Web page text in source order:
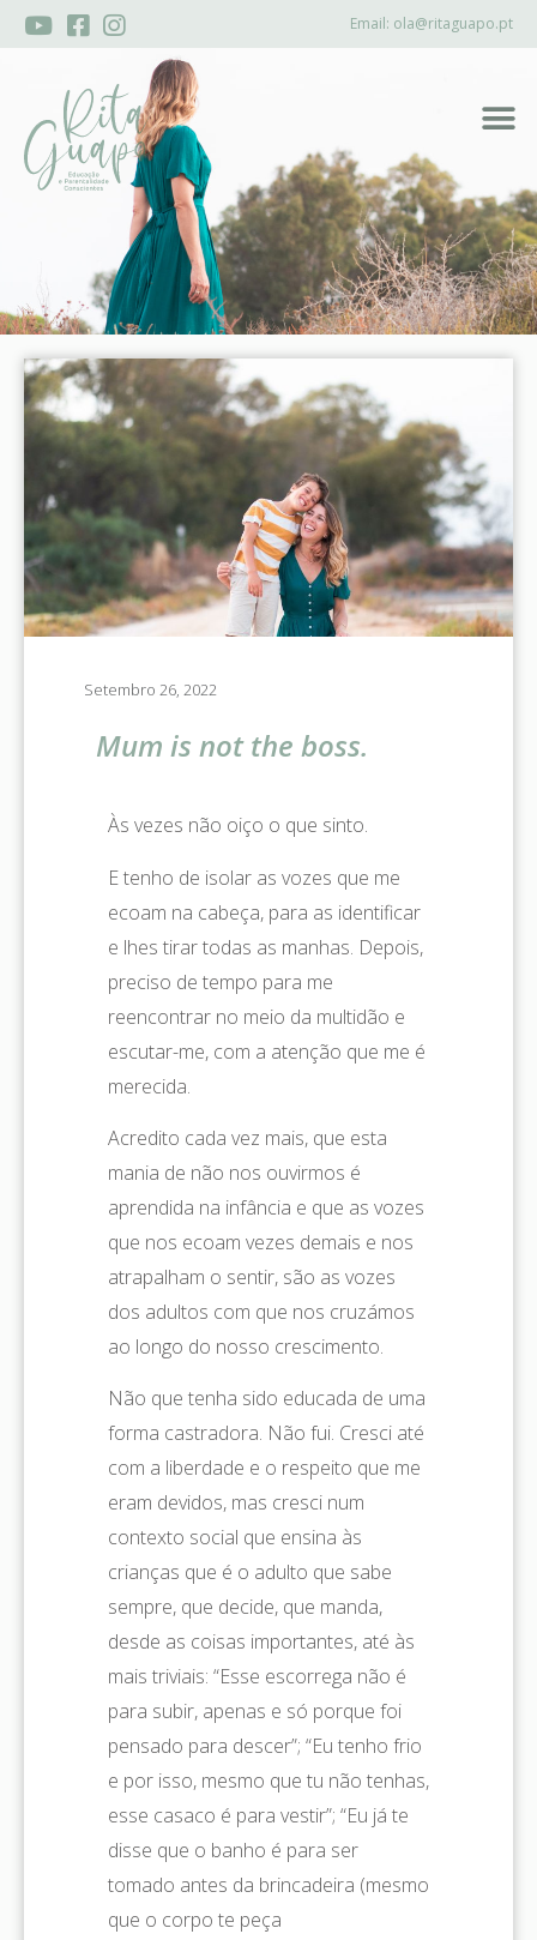
Email: ola@ritaguapo.pt
Setembro 26, 2022
Mum is not the boss.
Às vezes não oiço o que sinto.
E tenho de isolar as vozes que me
ecoam na cabeça, para as identificar
e lhes tirar todas as manhas. Depois,
preciso de tempo para me
reencontrar no meio da multidão e
escutar-me, com a atenção que me é
merecida.
Acredito cada vez mais, que esta
mania de não nos ouvirmos é
aprendida na infância e que as vozes
que nos ecoam vezes demais e nos
atrapalham o sentir, são as vozes
dos adultos com que nos cruzámos
ao longo do nosso crescimento.
Não que tenha sido educada de uma
forma castradora. Não fui. Cresci até
com a liberdade e o respeito que me
eram devidos, mas cresci num
contexto social que ensina às
crianças que é o adulto que sabe
sempre, que decide, que manda,
desde as coisas importantes, até às
mais triviais: “Esse escorrega não é
para subir, apenas e só porque foi
pensado para descer”; “Eu tenho frio
e por isso, mesmo que tu não tenhas,
esse casaco é para vestir”; “Eu já te
disse que o banho é para ser
tomado antes da brincadeira (mesmo
que o corpo te peça